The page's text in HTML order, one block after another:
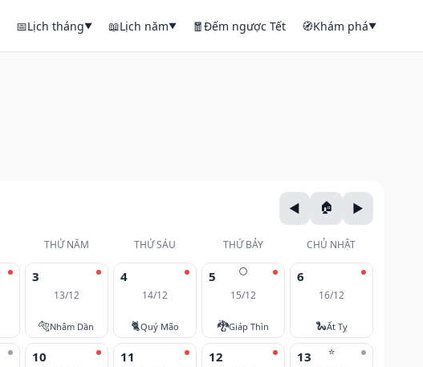
📅Lịch tháng▼ 📖Lịch năm▼ 🧧Đếm ngược Tết 🧭Khám phá▼
THỨ NĂM THỨ SÁU THỨ BẢY CHỦ NHẬT
3
13/12
🐅Nhâm Dần
4
14/12
🐈Quý Mão
🌕
5
15/12
🐉Giáp Thìn
6
16/12
🐍Ất Tỵ
10 11 12 ⭐
13